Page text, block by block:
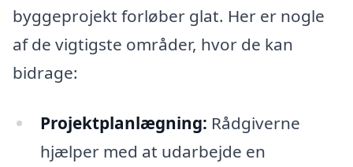
byggeprojekt forløber glat. Her er nogle
af de vigtigste områder, hvor de kan
bidrage:
Projektplanlægning: Rådgiverne
hjælper med at udarbejde en